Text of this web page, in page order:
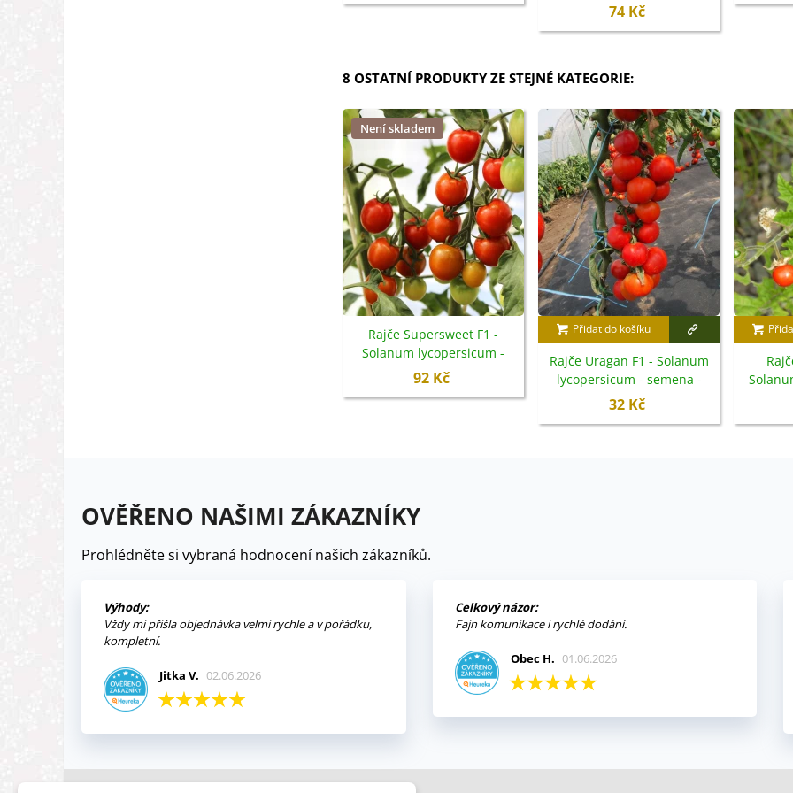
74 Kč
8 OSTATNÍ PRODUKTY ZE STEJNÉ KATEGORIE:
Není skladem
Rajče Supersweet F1 -
Solanum lycopersicum -
semena - 6 ks
92 Kč
Přidat do košíku
Rajče Uragan F1 - Solanum
lycopersicum - semena -
30 ks
32 Kč
OVĚŘENO NAŠIMI ZÁKAZNÍKY
Prohlédněte si vybraná hodnocení našich zákazníků.
Výhody:
Vždy mi přišla objednávka velmi rychle a v pořádku,
kompletní.
Jitka V. 02.06.2026
Celkový názor:
Fajn komunikace i rychlé dodání.
Obec H. 01.06.2026